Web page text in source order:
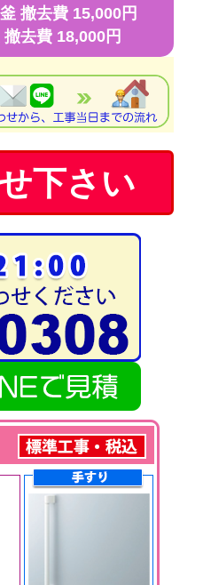
撤去費 15,000円
去費 18,000円
下さい